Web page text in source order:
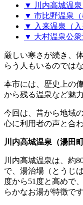
▼ 川内高城温泉
▼ 市比野温泉（
▼ 入来温泉（入
▼ 大村温泉公衆
厳しい寒さが続き、
らう人もいるのでは
本市には、歴史上の
から残る温泉など魅
今回は、昔から地域
心に利用者の声と合
川内高城温泉（湯田町
川内高城温泉は、約
で、湯治場（とうじ
度から51度と高めで
らかなお湯が特徴です